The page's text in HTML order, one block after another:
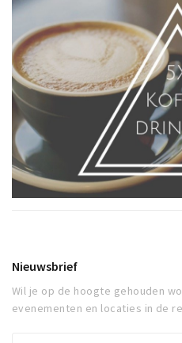
Nieuwsbrief
Wil je op de hoogte gehouden
evenementen en locaties in de